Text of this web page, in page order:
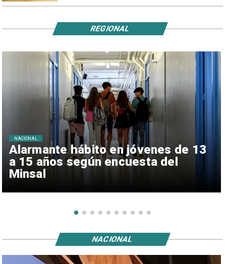
Alarmante hábito en jóvenes de 13
a 15 años según encuesta del
Minsal
NACIONAL
REGIONAL
NACIONAL